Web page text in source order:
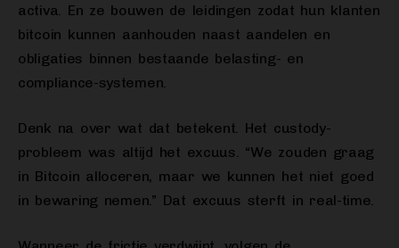
activa. En ze bouwen de leidingen zodat hun klanten
bitcoin kunnen aanhouden naast aandelen en
obligaties binnen bestaande belasting- en
compliance-systemen.
Denk na over wat dat betekent. Het custody-
probleem was altijd het excuus. “We zouden graag
in Bitcoin alloceren, maar we kunnen het niet goed
in bewaring nemen.” Dat excuus sterft in real-time.